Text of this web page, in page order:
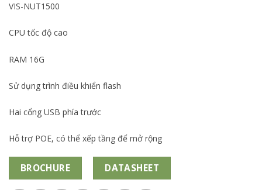
VIS-NUT1500
CPU tốc độ cao
RAM 16G
Sử dụng trình điều khiển flash
Hai cổng USB phía trước
Hỗ trợ POE, có thể xếp tầng để mở rộng
BROCHURE DATASHEET